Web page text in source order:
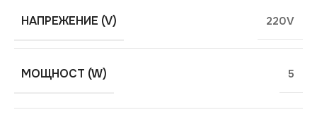
НАПРЕЖЕНИЕ (V) 220V
МОЩНОСТ (W) 5